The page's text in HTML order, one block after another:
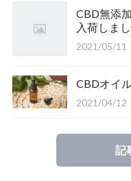
CBD無添
入荷しま
2021/05/11
CBDオイ
2021/04/12
記